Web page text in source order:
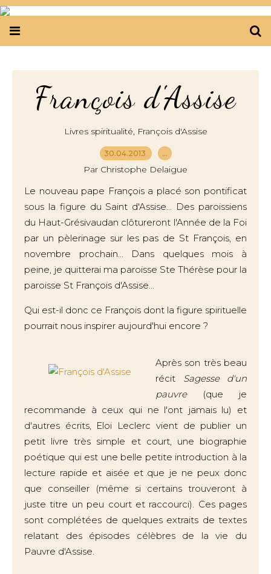
François d'Assise
Livres spiritualité, François d'Assise
30.04.2013 …
Par Christophe Delaigue
Le nouveau pape François a placé son pontificat
sous la figure du Saint d'Assise... Des paroissiens
du Haut-Grésivaudan clôtureront l'Année de la Foi
par un pèlerinage sur les pas de St François, en
novembre prochain... Dans quelques mois à
peine, je quitterai ma paroisse Ste Thérèse pour la
paroisse St François d'Assise...
Qui est-il donc ce François dont la figure spirituelle
pourrait nous inspirer aujourd'hui encore ?
Après son très beau
récit Sagesse d'un
pauvre(que je
recommande à ceux qui ne l'ont jamais lu) et
d'autres écrits, Eloi Leclerc vient de publier un
petit livre très simple et court, une biographie
poétique qui est une belle petite introduction à la
lecture rapide et aisée et que je ne peux donc
que conseiller (même si certains trouveront à
juste titre un peu court et raccourci). Ces pages
sont complétées de quelques extraits de textes
relatant des épisodes célèbres de la vie du
Pauvre d'Assise.